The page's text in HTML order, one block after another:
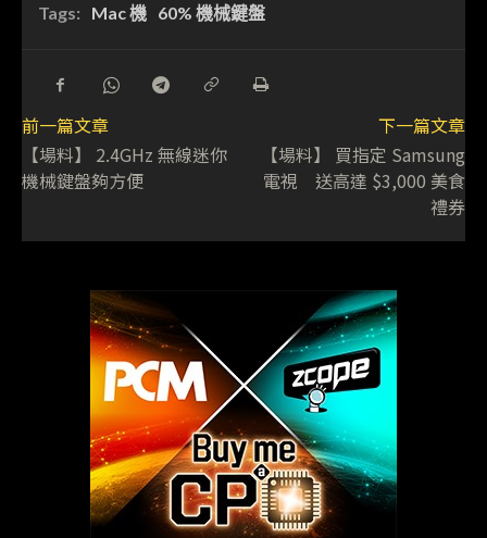
Tags: Mac 機 60% 機械鍵盤
前一篇文章
【場料】 2.4GHz 無線迷你
機械鍵盤夠方便
下一篇文章
【場料】 買指定 Samsung
電視 送高達 $3,000 美食
禮券